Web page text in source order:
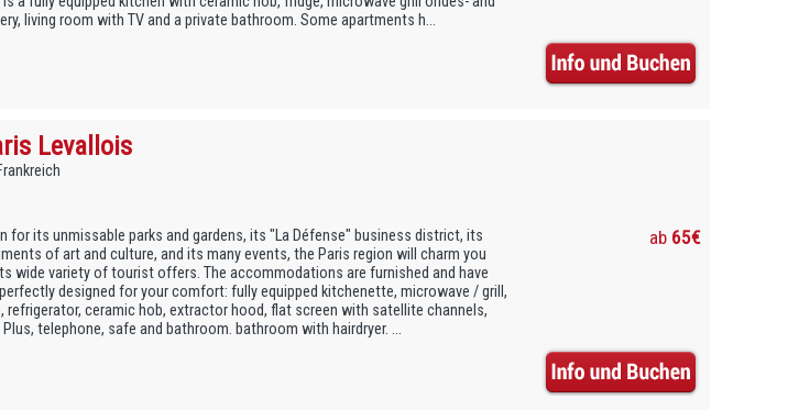
living room with TV and a private bathroom. Some apartments h...
Levallois
for its unmissable parks and gardens, its "La Défense" business district, its
of art and culture, and its many events, the Paris region will charm you
wide variety of tourist offers. The accommodations are furnished and have
designed for your comfort: fully equipped kitchenette, microwave / grill,
refrigerator, ceramic hob, extractor hood, flat screen with satellite channels,
Plus, telephone, safe and bathroom. bathroom with hairdryer. ...
ab 65€